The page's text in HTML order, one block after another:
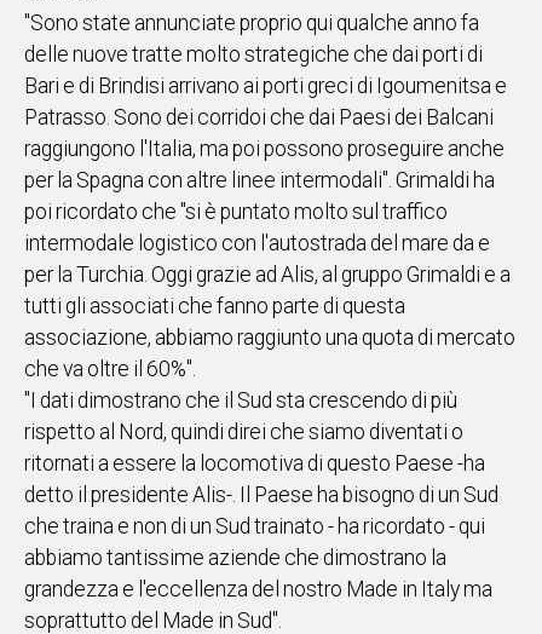
"Sono state annunciate proprio qui qualche anno fa
delle nuove tratte molto strategiche che dai porti di
Bari e di Brindisi arrivano ai porti greci di Igoumenitsa e
Patrasso. Sono dei corridoi che dai Paesi dei Balcani
raggiungono l'Italia, ma poi possono proseguire anche
per la Spagna con altre linee intermodali". Grimaldi ha
poi ricordato che "si è puntato molto sul traffico
intermodale logistico con l'autostrada del mare da e
per la Turchia. Oggi grazie ad Alis, al gruppo Grimaldi e a
tutti gli associati che fanno parte di questa
associazione, abbiamo raggiunto una quota di mercato
che va oltre il 60%".
"I dati dimostrano che il Sud sta crescendo di più
rispetto al Nord, quindi direi che siamo diventati o
ritornati a essere la locomotiva di questo Paese -ha
detto il presidente Alis-. Il Paese ha bisogno di un Sud
che traina e non di un Sud trainato - ha ricordato - qui
abbiamo tantissime aziende che dimostrano la
grandezza e l'eccellenza del nostro Made in Italy ma
soprattutto del Made in Sud".